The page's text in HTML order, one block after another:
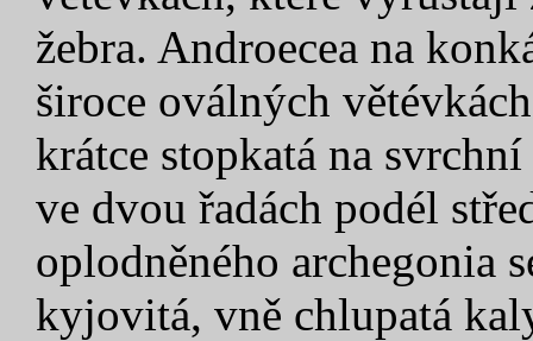
žebra. Androecea na
široce oválných
krátce stopkatá na
ve dvou řadách podél
oplodněného archegonia
kyjovitá, vně chlupatá